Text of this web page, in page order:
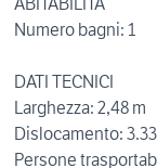
Numero bagni: 1
DATI TECNICI
Larghezza: 2,48 m
Dislocamento:
Persone